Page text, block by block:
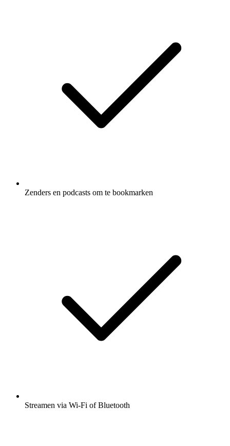
Zenders en podcasts om te bookmarken
Streamen via Wi-Fi of Bluetooth